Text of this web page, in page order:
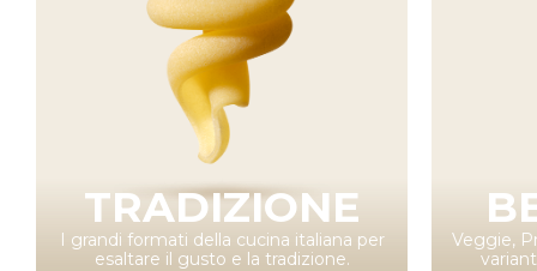
TRADIZIONE
I grandi formati della cucina italiana per
esaltare il gusto e la tradizione.
Veggie,